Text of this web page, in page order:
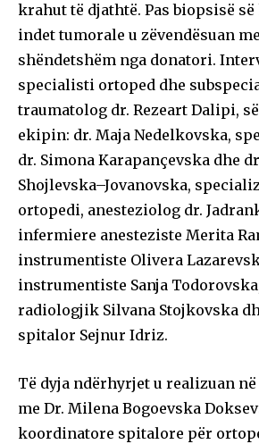
krahut të djathtë. Pas biopsisë
indet tumorale u zëvendësuan
shëndetshëm nga donatori.
specialisti ortoped dhe
traumatolog dr. Rezeart Dalipi,
ekipin: dr. Maja Nedelkovska,
dr. Simona Karapançevska dhe
Shojlevska–Jovanovska,
ortopedi, anesteziolog dr.
infermiere anesteziste Merita
instrumentiste Olivera
instrumentiste Sanja
radiologjik Silvana Stojkovska
spitalor Sejnur Idriz.
Të dyja ndërhyrjet u realizuan
me Dr. Milena Bogoevska
koordinatore spitalore për